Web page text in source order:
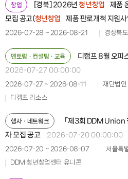
창업 [경북] 2026년청년창업
제품
모집 공고(청년창업 제품 판로개척 지원
2026-07-28 ~ 2026-08-21 경상북도
멘토링ㆍ컨설팅ㆍ교육
디캠프 8월 오피
2026-07-27 00:00:00
2026-07-27 ~ 2026-08-11
재단법
디캠프 리소스
행사ㆍ네트워크
「제3회 DDM Union
자 모집 공고
2026-07-20 00:00:00
2026-07-20 ~ 2026-08-07
서울특
DDM 청년창업센터 유니콘